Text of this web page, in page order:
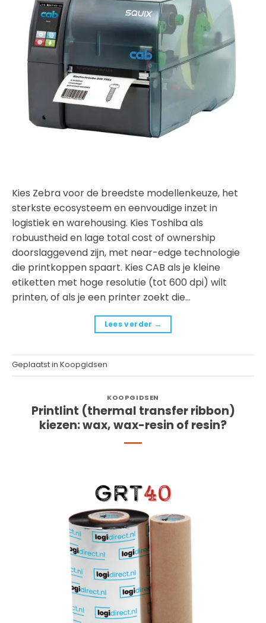
Kies Zebra voor de breedste modellenkeuze, het
sterkste ecosysteem en eenvoudige inzet in
logistiek en warehousing. Kies Toshiba als
robuustheid en lage total cost of ownership
doorslaggevend zijn, met near-edge technologie
die printkoppen spaart. Kies CAB als je kleine
etiketten met hoge resolutie (tot 600 dpi) wilt
printen, of als je een printer zoekt die…
Lees verder →
Geplaatst in Koopgidsen
KOOPGIDSEN
Printlint (thermal transfer ribbon)
kiezen: wax, wax-resin of resin?